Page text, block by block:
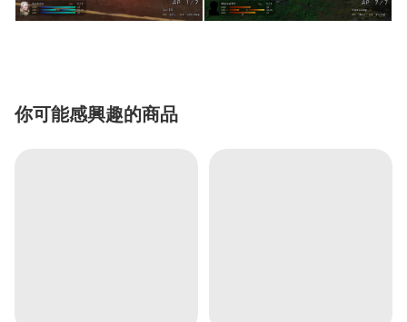
你可能感興趣的商品